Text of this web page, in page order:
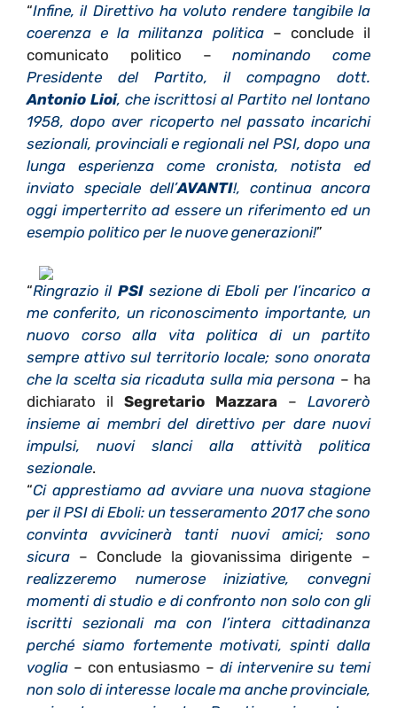
“Infine, il Direttivo ha voluto rendere tangibile la
coerenza e la militanza politica– conclude il
comunicato politico –nominando come
Presidente del Partito, il compagno dott.
Antonio Lioi, che iscrittosi al Partito nel lontano
1958, dopo aver ricoperto nel passato incarichi
sezionali, provinciali e regionali nel PSI, dopo una
lunga esperienza come cronista, notista ed
inviato speciale dell’AVANTI!, continua ancora
oggi imperterrito ad essere un riferimento ed un
esempio politico per le nuove generazioni!”
“Ringrazio il PSIsezione di Eboli per l’incarico a
me conferito, un riconoscimento importante, un
nuovo corso alla vita politica di un partito
sempre attivo sul territorio locale; sono onorata
che la scelta sia ricaduta sulla mia persona – ha
dichiarato il Segretario Mazzara – Lavorerò
insieme ai membri del direttivo per dare nuovi
impulsi, nuovi slanci alla attività politica
sezionale.
“Ci apprestiamo ad avviare una nuova stagione
per il PSI di Eboli: un tesseramento 2017 che sono
convinta avvicinerà tanti nuovi amici; sono
sicura – Conclude la giovanissima dirigente –
realizzeremo numerose iniziative, convegni
momenti di studio e di confronto non solo con gli
iscritti sezionali ma con l’intera cittadinanza
perché siamo fortemente motivati, spinti dalla
voglia – con entusiasmo – di intervenire su temi
non solo di interesse locale ma anche provinciale,